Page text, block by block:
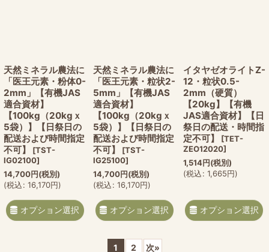
天然ミネラル農法に
「医王元素・粉体0-
2mm」【有機JAS
適合資材】
【100kg（20kgｘ
5袋）】【日祭日の
配送および時間指定
不可】
[TST-
IG02100]
14,700円(税別)
(税込: 16,170円)
オプション選択
天然ミネラル農法に
「医王元素・粒状2-
5mm」【有機JAS
適合資材】
【100kg（20kgｘ
5袋）】【日祭日の
配送および時間指定
不可】
[TST-
IG25100]
14,700円(税別)
(税込: 16,170円)
オプション選択
イタヤゼオライトZ-
12・粒状0.5-
2mm（硬質）
【20kg】【有機
JAS適合資材】【日
祭日の配送・時間指
定不可】
[TET-
ZEO12020]
1,514円(税別)
(税込: 1,665円)
オプション選択
1 2 次»